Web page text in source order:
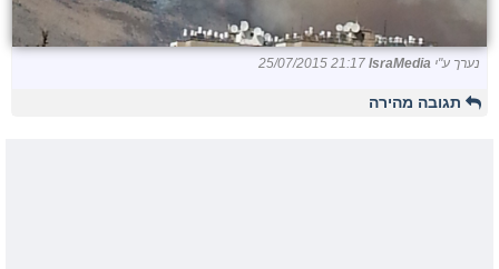
נערך ע"י IsraMedia
25/07/2015 21:17
תגובה מהירה